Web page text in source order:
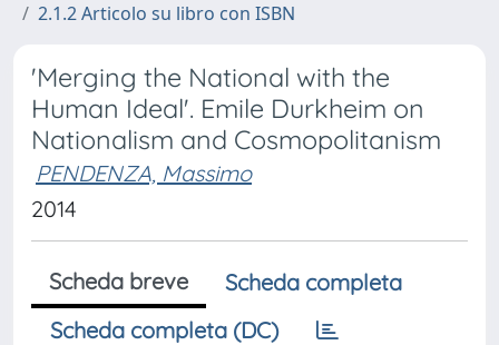
2.1.2 Articolo su libro con ISBN
'Merging the National with the
Human Ideal'. Emile Durkheim on
Nationalism and Cosmopolitanism
PENDENZA, Massimo
2014
Scheda breve
Scheda completa
Scheda completa (DC)